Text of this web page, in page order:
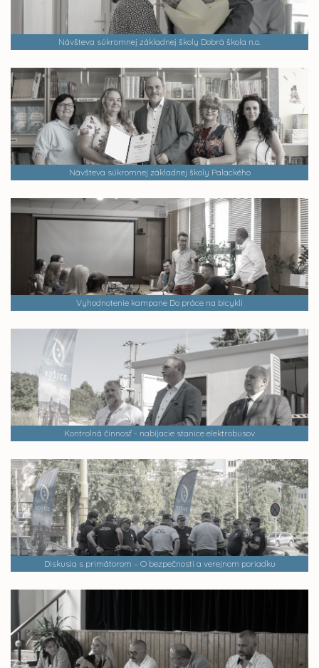
Návšteva súkromnej základnej školy Dobrá škola n.o.
Návšteva súkromnej základnej školy Palackého
Vyhodnotenie kampane Do práce na bicykli
Kontrolná činnosť - nabíjacie stanice elektrobusov
Diskusia s primátorom – O bezpečnosti a verejnom poriadku